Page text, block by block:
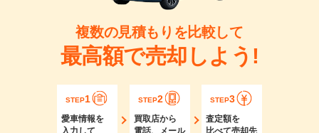
複数の見積もりを比較して
最高額で売却しよう!
STEP1
愛車情報を
STEP2
買取店から
STEP3
査定額を